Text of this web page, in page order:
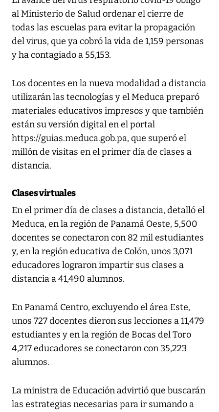
al Ministerio de Salud ordenar el cierre de
todas las escuelas para evitar la propagación
del virus, que ya cobró la vida de 1,159 personas
y ha contagiado a 55,153.
Los docentes en la nueva modalidad a distancia
utilizarán las tecnologías y el Meduca preparó
materiales educativos impresos y que también
están su versión digital en el portal
https://guias.meduca.gob.pa, que superó el
millón de visitas en el primer día de clases a
distancia.
Clases virtuales
En el primer día de clases a distancia, detalló el
Meduca, en la región de Panamá Oeste, 5,500
docentes se conectaron con 82 mil estudiantes
y, en la región educativa de Colón, unos 3,071
educadores lograron impartir sus clases a
distancia a 41,490 alumnos.
En Panamá Centro, excluyendo el área Este,
unos 727 docentes dieron sus lecciones a 11,479
estudiantes y en la región de Bocas del Toro
4,217 educadores se conectaron con 35,223
alumnos.
La ministra de Educación advirtió que buscarán
las estrategias necesarias para ir sumando a